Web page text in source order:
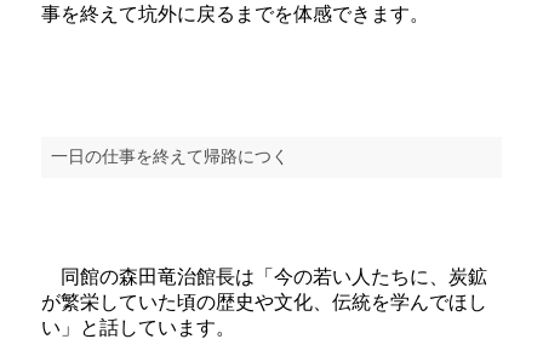
事を終えて坑外に戻るまでを体感できます。
一日の仕事を終えて帰路につく
同館の森田竜治館長は「今の若い人たちに、炭鉱
が繁栄していた頃の歴史や文化、伝統を学んでほし
い」と話しています。